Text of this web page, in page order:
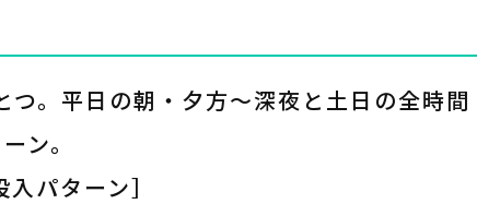
つ。平日の朝・夕方〜深夜と土日の全時間
ン。
パターン］